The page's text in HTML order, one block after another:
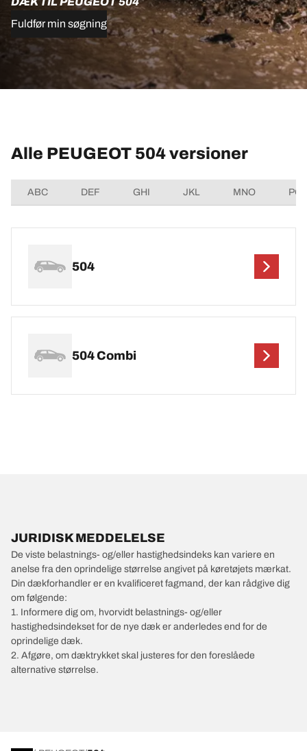
Fuldfør min søgning
Alle PEUGEOT 504 versioner
ABC DEF GHI JKL MNO
504
504 Combi
JURIDISK MEDDELELSE
De viste belastnings- og/eller hastighedsindeks kan variere en
anelse fra den oprindelige størrelse angivet på køretøjets mærkat.
Din dækforhandler er en kvalificeret fagmand, der kan rådgive dig
om følgende:
1. Informere dig om, hvorvidt belastnings- og/eller
hastighedsindekset for de nye dæk er anderledes end for de
oprindelige dæk.
2. Afgøre, om dæktrykket skal justeres for den foreslåede
alternative størrelse.